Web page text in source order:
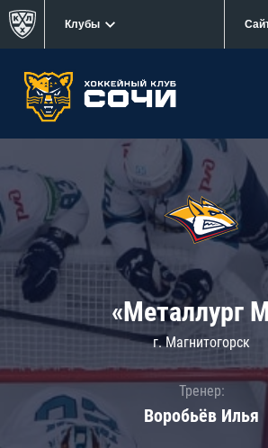
Клубы
«Металлург
г. Магнитогорск
Тренер:
Воробьёв Илья